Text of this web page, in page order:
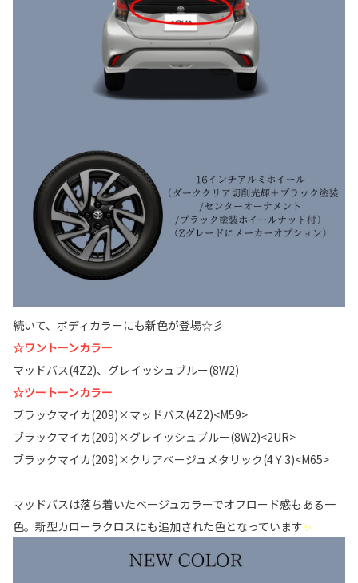
続いて、ボディカラーにも新色が登場☆彡
☆ワントーンカラー
マッドバス(4Z2)、グレイッシュブルー(8W2)
☆ツートーンカラー
ブラックマイカ(209)×マッドバス(4Z2)<M59>
ブラックマイカ(209)×グレイッシュブルー(8W2)<2UR>
ブラックマイカ(209)×クリアベージュメタリック(4Ｙ3)<M65>
マッドバスは落ち着いたベージュカラーでオフロード感もある一
色。新型カローラクロスにも追加された色となっています✨